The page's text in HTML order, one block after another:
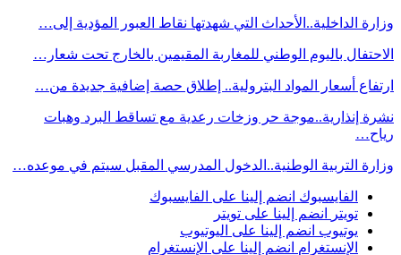
وزارة الداخلية..الأحداث التي شهدتها نقاط العبور المؤدية إلى…
الاحتفال باليوم الوطني للمغاربة المقيمين بالخارج تحت شعار…
ارتفاع أسعار المواد البترولية.. إطلاق حصة إضافية جديدة من…
نشرة إنذارية..موجة حر وزخات رعدية مع تساقط البرد وهبات
رياح…
وزارة التربية الوطنية..الدخول المدرسي المقبل سیتم في موعده…
الفايسبوك انضم إلينا على الفايسبوك
تويتر
انضم إلينا على تويتر
يوتيوب انضم إلينا على اليوتيوب
الإنستغرام انضم إلينا على الإنستغرام